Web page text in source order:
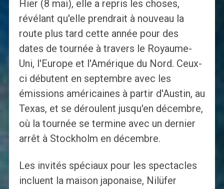
Hier (8 mai), elle a repris les choses,
révélant qu'elle prendrait à nouveau la
route plus tard cette année pour des
dates de tournée à travers le Royaume-
Uni, l'Europe et l'Amérique du Nord. Ceux-
ci débutent en septembre avec les
émissions américaines à partir d'Austin, au
Texas, et se déroulent jusqu'en décembre,
où la tournée se termine avec un dernier
arrêt à Stockholm en décembre.
Les invités spéciaux pour les spectacles
incluent la maison japonaise, Nilüfer